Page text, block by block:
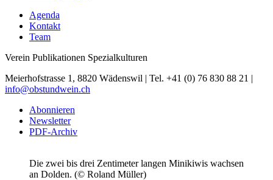
Agenda
Kontakt
Team
Verein Publikationen Spezialkulturen
Meierhofstrasse 1, 8820 Wädenswil | Tel. +41 (0) 76 830 88 21 |
info@obstundwein.ch
Abonnieren
Newsletter
PDF-Archiv
Die zwei bis drei Zentimeter langen Minikiwis wachsen
an Dolden. (© Roland Müller)